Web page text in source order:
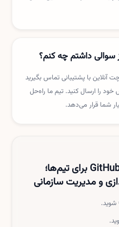
سوالی داشتم چه کنم؟
آنلاین با پشتیبانی تماس بگیرید
را ارسال کنید. تیم ما راه‌حل
شما قرار می‌دهد.
فعال‌سازی GitHub Copilot برای تیم‌ها؛
و مدیریت سازمانی